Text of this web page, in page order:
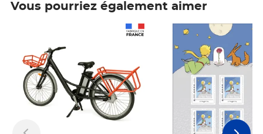
Vous pourriez également aimer
Prix 7,50€